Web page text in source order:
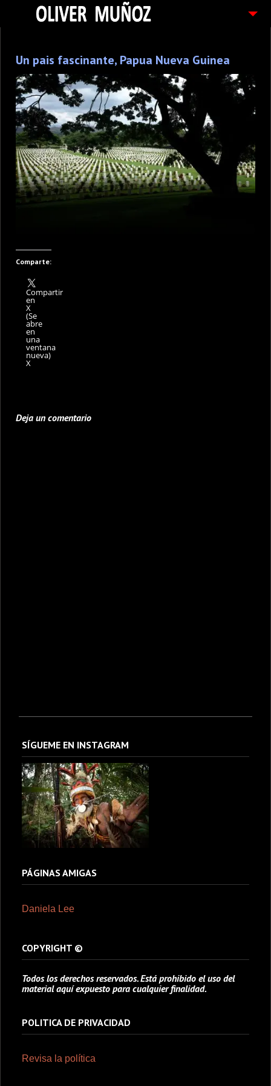
FOTOGRAFIAS
CONTACTO
PEDIDOS
Un pais fascinante, Papua Nueva Guinea
Comparte:
Compartir
en
X
(Se
abre
en
una
ventana
nueva)
X
Deja un comentario
SÍGUEME EN INSTAGRAM
PÁGINAS AMIGAS
Daniela Lee
COPYRIGHT ©
Todos los derechos reservados. Está prohibido el uso del
material aquí expuesto para cualquier finalidad.
POLITICA DE PRIVACIDAD
Revisa la política